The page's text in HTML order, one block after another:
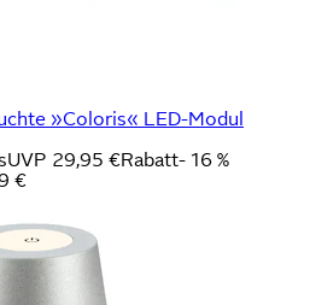
»Coloris« LED-Modul
UVP 29,95 €Rabatt- 16 %
€